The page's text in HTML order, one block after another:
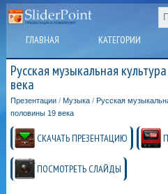
ГЛАВНАЯ КАТЕГОРИИ
Русская музыкальная
века
Презентации / Музыка / Русская
половины 19 века
СКАЧАТЬ ПРЕЗЕНТАЦИЮ
ПОСМОТРЕТЬ СЛАЙДЫ